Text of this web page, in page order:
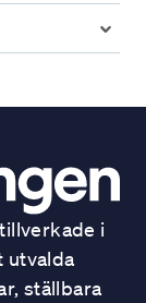
i
utvalda
ställbara